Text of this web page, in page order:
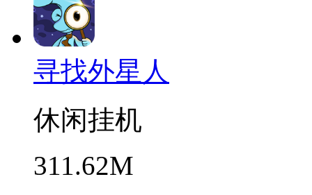
寻找外星人
休闲挂机
311.62M